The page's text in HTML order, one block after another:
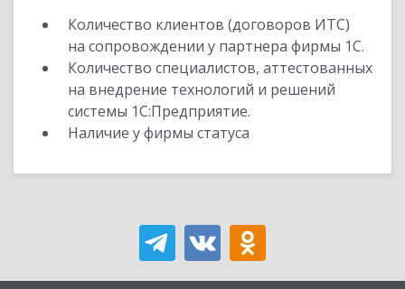
Количество клиентов (договоров ИТС)
на сопровождении у партнера фирмы 1С.
Количество специалистов, аттестованных
на внедрение технологий и решений
системы 1С:Предприятие.
Наличие у фирмы статуса